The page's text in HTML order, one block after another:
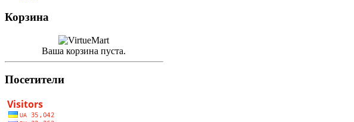
Корзина
Ваша корзина пуста.
Посетители